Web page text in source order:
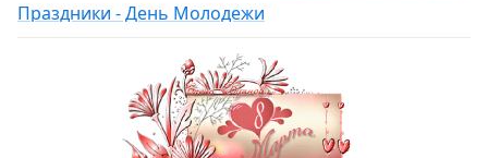
Праздники - День Молодежи